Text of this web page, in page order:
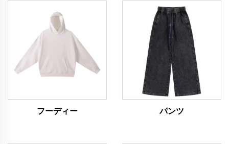
フーディー パンツ